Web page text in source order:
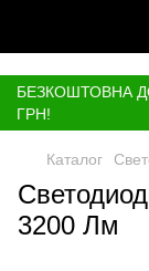
БЕЗКОШТОВНА
ГРН!
Каталог
3200 Лм